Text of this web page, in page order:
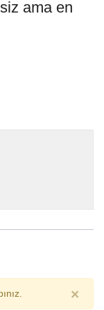
ama en
×